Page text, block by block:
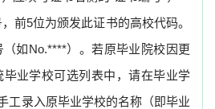
前5位为颁发此证书的高校代码。
（如No.****）。若原毕业院校因更
业学校可选列表中，请在毕业学
工录入原毕业学校的名称（即毕业